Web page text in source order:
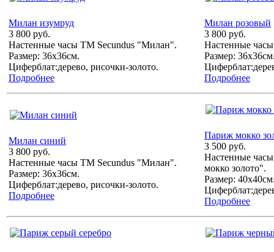
Милан изумруд
3 800 руб.
Настенные часы ТМ Secundus "Милан".
Размер: 36х36см.
Циферблат:дерево, рисочки-золото.
Подробнее
Милан розовый
3 800 руб.
Настенные
Размер:
Подробнее
Милан синий
3 800 руб.
Настенные часы ТМ Secundus "Милан".
Размер: 36х36см.
Циферблат:дерево, рисочки-золото.
Подробнее
Париж мокко
3 500 руб.
Настенные
мокко золото".
Размер:
Подробнее